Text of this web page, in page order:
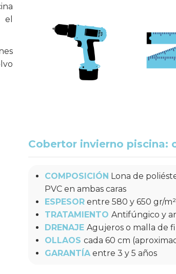
el
Cobertor Acuacober-I Premium
RECTANGULAR
Desde
16,99 € /m2
Cobertor invierno piscina:
COMPOSICIÓN Lona de
PVC en ambas caras
ESPESOR entre 580 y 650 gr/m²
TRATAMIENTO Antifúngico y
DRENAJE Agujeros o malla de
OLLAOS cada 60 cm
GARANTÍAentre 3 y 5 años